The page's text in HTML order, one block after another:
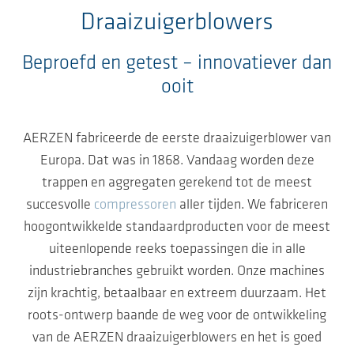
Draaizuigerblowers
Beproefd en getest – innovatiever dan
ooit
AERZEN fabriceerde de eerste draaizuigerblower van
Europa. Dat was in 1868. Vandaag worden deze
trappen en aggregaten gerekend tot de meest
succesvolle compressoren aller tijden. We fabriceren
hoogontwikkelde standaardproducten voor de meest
uiteenlopende reeks toepassingen die in alle
industriebranches gebruikt worden. Onze machines
zijn krachtig, betaalbaar en extreem duurzaam. Het
roots-ontwerp baande de weg voor de ontwikkeling
van de AERZEN draaizuigerblowers en het is goed